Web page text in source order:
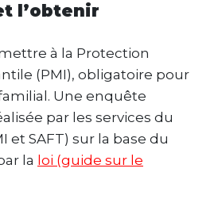
l’obtenir
à la Protection
(PMI), obligatoire pour
Une enquête
par les services du
et SAFT) sur la base du
la loi (guide sur le